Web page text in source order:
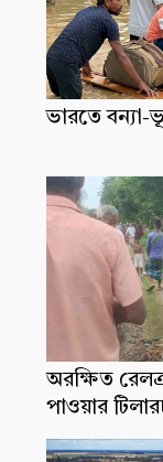
ভারতে বন্যা-
অরক্ষিত
পাওয়ার